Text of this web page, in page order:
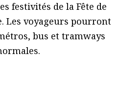
festivités de la Fête de
Les voyageurs pourront
bus et tramways